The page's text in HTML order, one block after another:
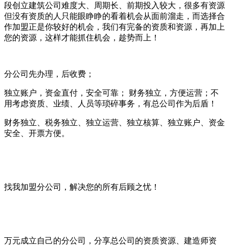
段创立建筑公司难度大、周期长、前期投入较大，很多有资源
但没有资质的人只能眼睁睁的看着机会从面前溜走，而选择合
作加盟正是你较好的机会，我们有完备的资质和资源，再加上
您的资源，这样才能抓住机会，趁势而上！
分公司先办理，后收费；
独立账户，资金直付，安全可靠； 财务独立，方便运营；不
用考虑资质、业绩、人员等琐碎事务，有总公司作为后盾！
财务独立、税务独立、独立运营、独立核算、独立账户、资金
安全、开票方便。
找我加盟分公司，解决您的所有后顾之忧！
万元成立自己的分公司，分享总公司的资质资源、建造师资